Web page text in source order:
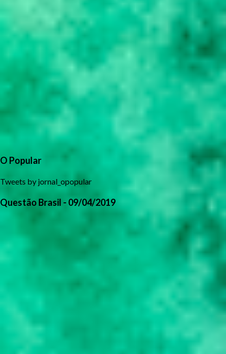
O Popular
Tweets by jornal_opopular
Questão Brasil - 09/04/2019